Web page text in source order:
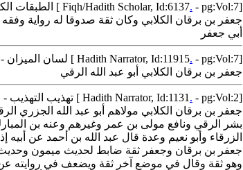
Tabaqat Ibn Sa'd - الطبقات الكبرى ابن سعد [ Fiqh/Hadith Scholar, Id:6137. - pg:Vol:7]
جعفر بن برقان الكلابي وكان ثقة صدوقا له رواية
أبي جعفر
Lisan al-Mizan Ibn Hajr - لسان الميزان [ Hadith Narrator, Id:11915. - pg:Vol:7]
جعفر بن برقان الكلابي أبو عبد الله الرقي
Tahdheeb al-Tahdheeb Ibn Hajr - تهذيب التهذيب - ابن حجر [ Hadith Narrator, Id:1131 . - pg:Vol:2]
جعفر بن برقان الكلابي مولاهم أبو عبد الله
بشر الرقي ونافع مولى بن عمر وغيرهم وعنه بن
الزرقاء وأبو نعيم وعدة قال عبد الله بن أحمد عن
جعفر بن برقان وجعفر ثقة ضابط لحديث ميمون
وهو ثقة وقال في موضع آخر ثقة ويضعف في روايته